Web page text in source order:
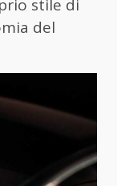
stile di
del